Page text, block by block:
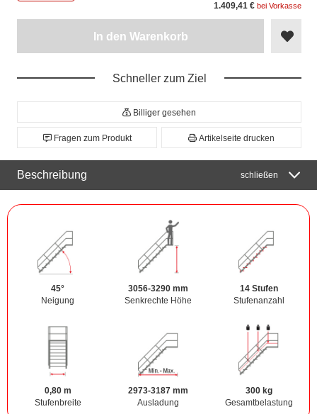
1.409,41 € bei Vorkasse
In den Warenkorb
Schneller zum Ziel
Billiger gesehen
Fragen zum Produkt Artikelseite drucken
Beschreibung schließen
45°
Neigung
3056-3290 mm
Senkrechte Höhe
14 Stufen
Stufenanzahl
0,80 m
Stufenbreite
2973-3187 mm
Ausladung
300 kg
Gesamtbelastung